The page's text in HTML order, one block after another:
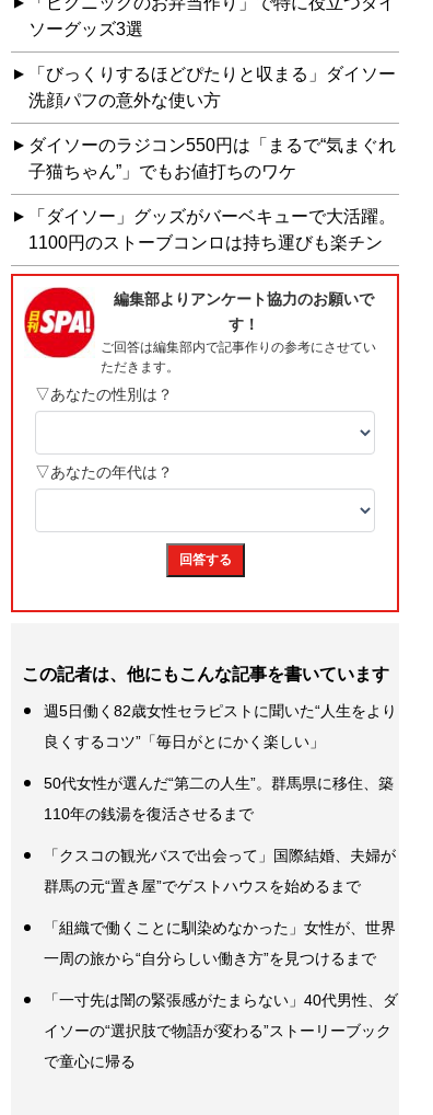
ソーグッズ3選
「びっくりするほどぴたりと収まる」ダイソー
洗顔パフの意外な使い方
ダイソーのラジコン550円は「まるで“気まぐれ
子猫ちゃん”」でもお値打ちのワケ
「ダイソー」グッズがバーベキューで大活躍。
1100円のストーブコンロは持ち運びも楽チン
この記者は、他にもこんな記事を書いています
週5日働く82歳女性セラピストに聞いた“人生をより
良くするコツ”「毎日がとにかく楽しい」
50代女性が選んだ“第二の人生”。群馬県に移住、築
110年の銭湯を復活させるまで
「クスコの観光バスで出会って」国際結婚、夫婦が
群馬の元“置き屋”でゲストハウスを始めるまで
「組織で働くことに馴染めなかった」女性が、世界
一周の旅から“自分らしい働き方”を見つけるまで
「一寸先は闇の緊張感がたまらない」40代男性、ダ
イソーの“選択肢で物語が変わる”ストーリーブック
で童心に帰る